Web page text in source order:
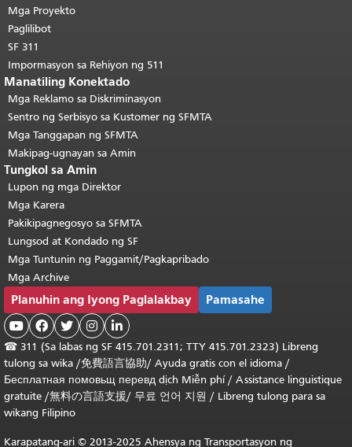
pahina.Bumalik sa tuktok ng
pangunahing nilalaman
Mga Proyekto
Paglilibot
SF 311
Impormasyon sa Rehiyon ng 511
Manatiling Konektado
Mga Reklamo sa Diskriminasyon
Sentro ng Serbisyo sa Kustomer ng SFMTA
Mga Tanggapan ng SFMTA
Makipag-ugnayan sa Amin
Tungkol sa Amin
Lupon ng mga Direktor
Mga Karera
Pakikipagnegosyo sa SFMTA
Lungsod at Kondado ng SF
Mga Tuntunin ng Paggamit/Pagkapribado
Mga Archive
Planuhin ang Iyong Paglalakbay Pamasahe
    
☎ 311 (Sa labas ng SF 415.701.2311; TTY 415.701.2323) Libreng
tulong sa wika /免費語言協助/ Ayuda gratis con el idioma /
Бесплатная помовьщ перевд dịch Miễn phí/ Assistance linguistique
gratuite /無料の言語支援/ 무료 언어 지원 / Libreng tulong para sa
wikang Filipino
Karapatang-ari © 2013-2025 Ahensya ng Transportasyon ng